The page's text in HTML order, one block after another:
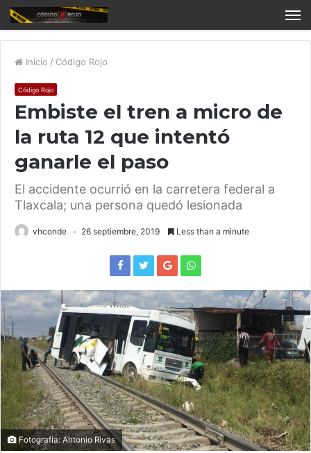
Inicio / Código Rojo
Código Rojo
Embiste el tren a micro de
la ruta 12 que intentó
ganarle el paso
El accidente ocurrió en la carretera federal a
Tlaxcala; una persona quedó lesionada
vhconde 26 septiembre, 2019 Less than a minute
Fotografía: Antonio Rivas